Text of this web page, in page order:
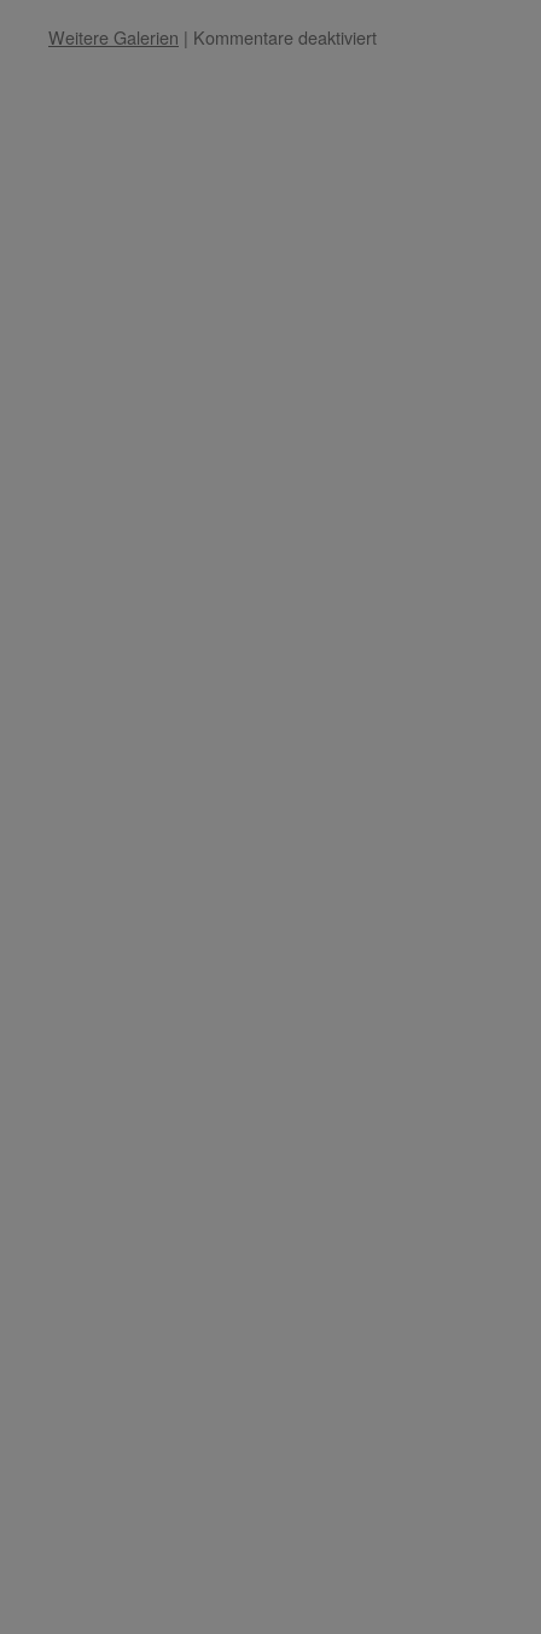
Weitere Galerien | Kommentare deaktiviertfür